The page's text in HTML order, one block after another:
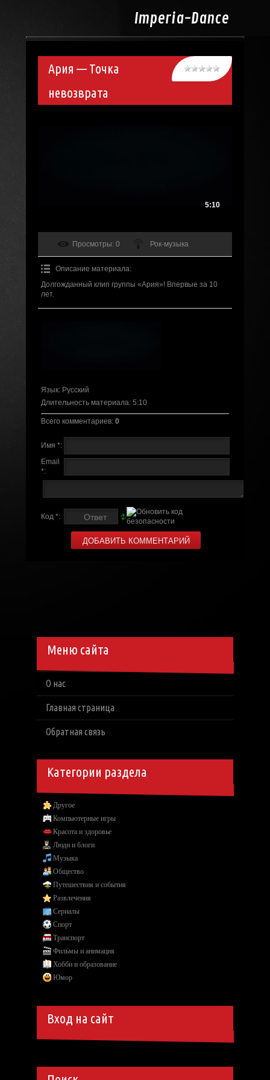
Imperia-Dance
Ария — Точка
невозврата
5:10
Просмотры: 0 Рок-музыка
Описание материала:
Долгожданный клип группы «Ария»! Впервые за 10
лет.
Язык: Русский
Длительность материала: 5:10
Всего комментариев: 0
Имя *:
Email
*:
Код *:
Меню сайта
О нас
Главная страница
Обратная связь
Категории раздела
Другое
Компьютерные игры
Красота и здоровье
Люди и блоги
Музыка
Общество
Путешествия и события
Развлечения
Сериалы
Спорт
Транспорт
Фильмы и анимация
Хобби и образование
Юмор
Вход на сайт